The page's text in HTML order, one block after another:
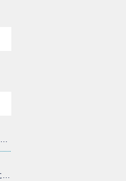
お盆休みのお知らせ｜2026年8月11日〜15日まで休業いたします
夏の旅行・帰省で家を空ける前に｜窓まわりの防犯対策と防犯フィルムを大分の施工店が解説